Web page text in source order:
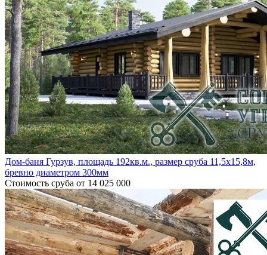
Дом-баня Гурзув, площадь 192кв.м., размер сруба 11,5х15,8м,
бревно диаметром 300мм
Стоимость сруба от 14 025 000